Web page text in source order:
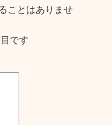
ことはありませ
です